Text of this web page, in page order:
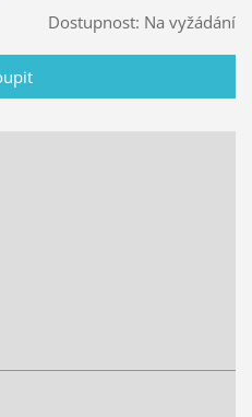
Dostupnost: Na vyžádání